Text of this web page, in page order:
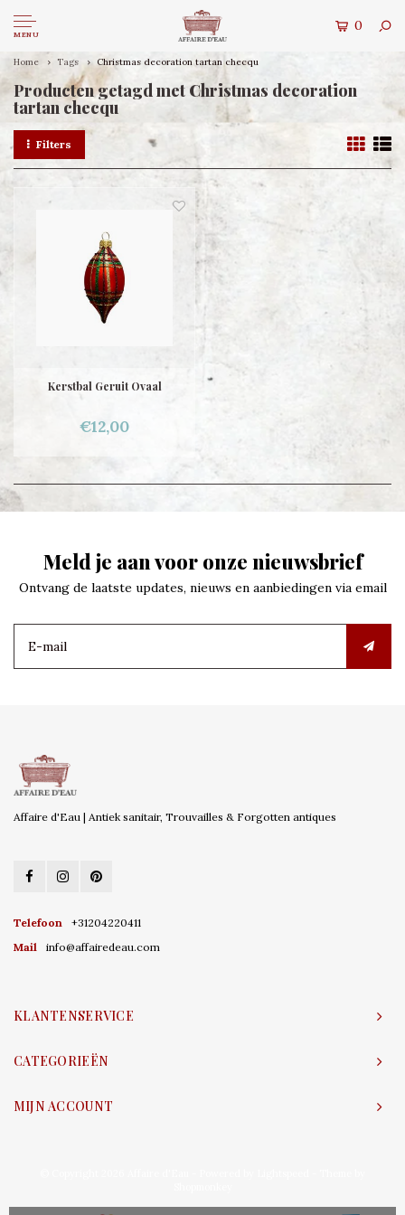
MENU
0
Home Tags Christmas decoration tartan checqu
Producten getagd met Christmas decoration
tartan checqu
Filters
Kerstbal Geruit Ovaal
€12,00
Meld je aan voor onze nieuwsbrief
Ontvang de laatste updates, nieuws en aanbiedingen via email
Affaire d'Eau | Antiek sanitair, Trouvailles & Forgotten antiques
Telefoon
+31204220411
Mail
info@affairedeau.com
KLANTENSERVICE
CATEGORIEËN
MIJN ACCOUNT